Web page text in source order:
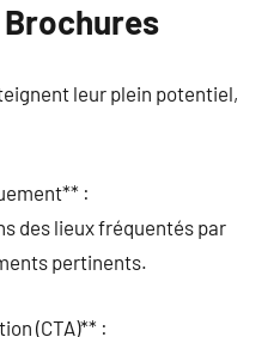
Brochures
leur plein potentiel,
:
des lieux fréquentés par
pertinents.
(CTA)** :